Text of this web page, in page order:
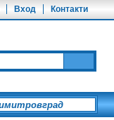
Вход Контакти